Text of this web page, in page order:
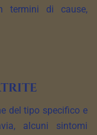
termini di cause,
del tipo specifico e
alcuni sintomi